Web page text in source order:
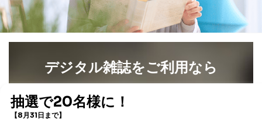
デジタル雑誌をご利用なら
書籍）が無料で読み放題！